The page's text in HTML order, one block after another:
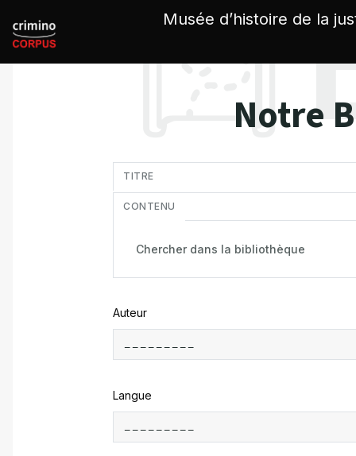
Musée d’histoire de la
Notre
TITRE
CONTENU
Auteur
Langue
Panneau de gestion des cookies